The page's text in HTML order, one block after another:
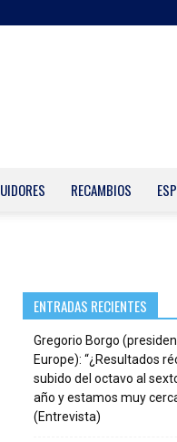
RECAMBIOS
ENTRADAS RECIENTES
Gregorio Borgo
Europe): “¿Resultados
subido del octavo al
año y estamos muy cerca
(Entrevista)